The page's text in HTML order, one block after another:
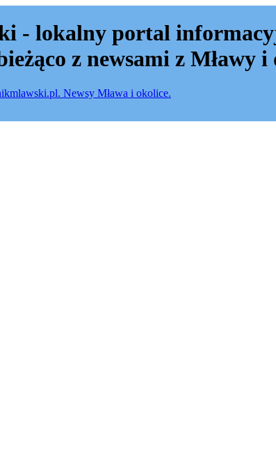
- lokalny portal
z newsami z Mławy
– Mława